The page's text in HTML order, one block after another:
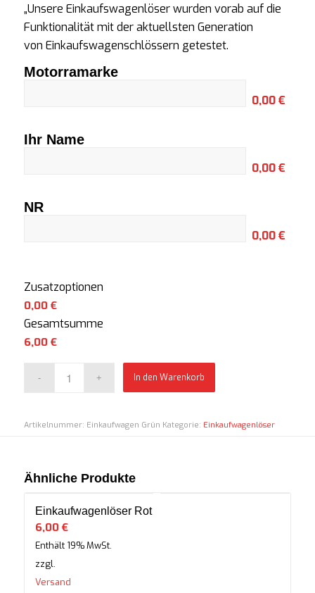
„Unsere Einkaufswagenlöser wurden vorab auf die
Funktionalität mit der aktuellsten Generation
von Einkaufswagenschlössern getestet.
Motorramarke
0,00 €
Ihr Name
0,00 €
NR
0,00 €
Zusatzoptionen
0,00 €
Gesamtsumme
6,00 €
In den Warenkorb
Artikelnummer: Einkaufwagen Grün Kategorie: Einkaufwagenlöser
Ähnliche Produkte
Einkaufwagenlöser Rot
6,00 €
Enthält 19% MwSt.
zzgl.
Versand